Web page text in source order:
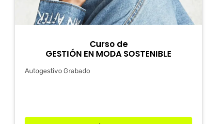
Curso de
GESTIÓN EN MODA SOSTENIBLE
Autogestivo Grabado